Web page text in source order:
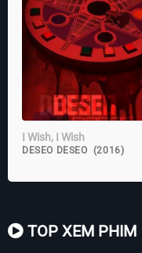
I Wish, I Wish
DESEO DESEO (2016)
TOP XEM PHIM